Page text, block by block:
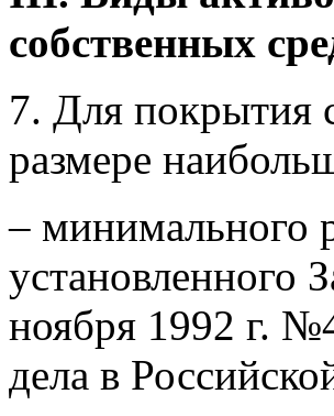
собственных
7. Для покрытия
размере
– минимального
установленного
ноября 1992 г.
дела в